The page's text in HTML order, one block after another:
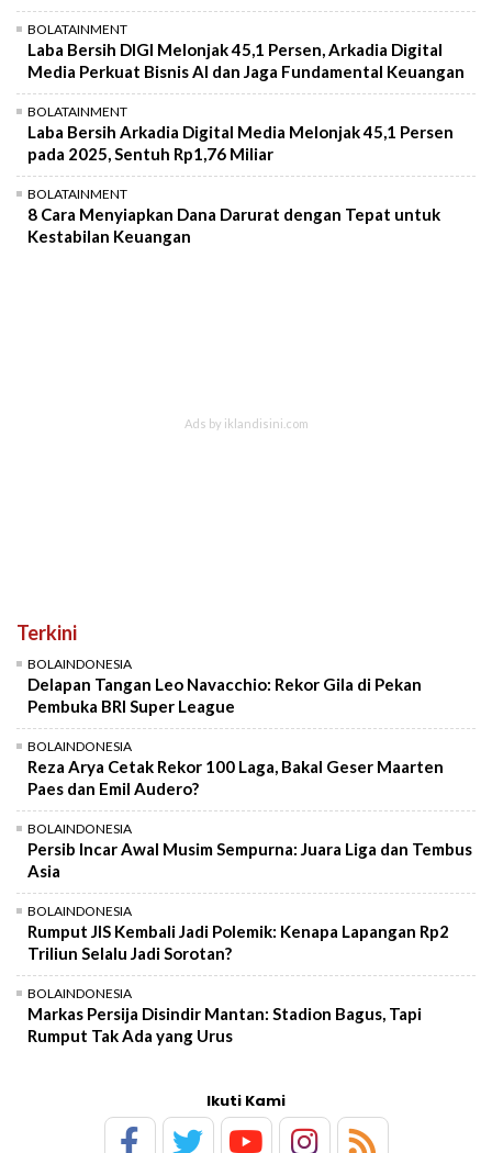
BOLATAINMENT
Laba Bersih DIGI Melonjak 45,1 Persen, Arkadia Digital
Media Perkuat Bisnis AI dan Jaga Fundamental Keuangan
BOLATAINMENT
Laba Bersih Arkadia Digital Media Melonjak 45,1 Persen
pada 2025, Sentuh Rp1,76 Miliar
BOLATAINMENT
8 Cara Menyiapkan Dana Darurat dengan Tepat untuk
Kestabilan Keuangan
Terkini
BOLAINDONESIA
Delapan Tangan Leo Navacchio: Rekor Gila di Pekan
Pembuka BRI Super League
BOLAINDONESIA
Reza Arya Cetak Rekor 100 Laga, Bakal Geser Maarten
Paes dan Emil Audero?
BOLAINDONESIA
Persib Incar Awal Musim Sempurna: Juara Liga dan Tembus
Asia
BOLAINDONESIA
Rumput JIS Kembali Jadi Polemik: Kenapa Lapangan Rp2
Triliun Selalu Jadi Sorotan?
BOLAINDONESIA
Markas Persija Disindir Mantan: Stadion Bagus, Tapi
Rumput Tak Ada yang Urus
Ikuti Kami